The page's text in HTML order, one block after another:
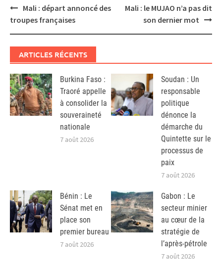
Post
navigation
Mali : départ annoncé des
troupes françaises
Mali : le MUJAO n’a pas dit
son dernier mot
ARTICLES RÉCENTS
Burkina Faso :
Traoré appelle
à consolider la
souveraineté
nationale
7 août 2026
Soudan : Un
responsable
politique
dénonce la
démarche du
Quintette sur le
processus de
paix
7 août 2026
Bénin : Le
Sénat met en
place son
premier bureau
7 août 2026
Gabon : Le
secteur minier
au cœur de la
stratégie de
l’après-pétrole
7 août 2026